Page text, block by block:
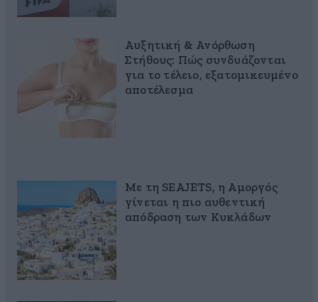
Αυξητική & Ανόρθωση
Στήθους: Πώς συνδυάζονται
για το τέλειο, εξατομικευμένο
αποτέλεσμα
Με τη SEAJETS, η Αμοργός
γίνεται η πιο αυθεντική
απόδραση των Κυκλάδων